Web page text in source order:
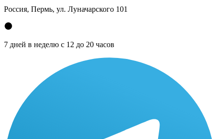
Россия, Пермь, ул. Луначарского 101
7 дней в неделю с 12 до 20 часов